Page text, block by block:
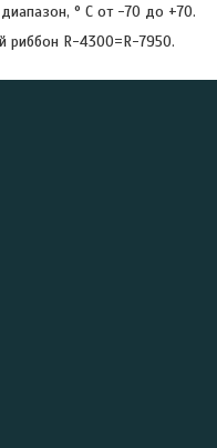
° С от -70 до +70.
риббон R-4300=R-7950.